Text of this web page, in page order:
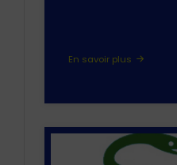
En savoir plus